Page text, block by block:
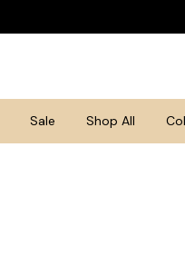
Sale Shop All